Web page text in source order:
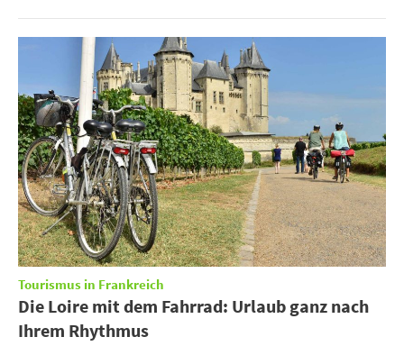
Tourismus in Frankreich
Die Loire mit dem Fahrrad: Urlaub ganz nach
Ihrem Rhythmus